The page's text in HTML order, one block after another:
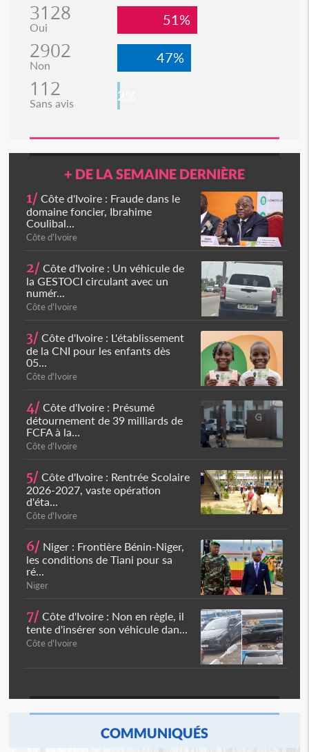
3128
Oui 51%
2902
Non 47%
112
Sans avis 2%
+ DE LA SEMAINE DERNIÈRE
1/ Côte d'Ivoire : Fraude dans le
domaine foncier, Ibrahime
Coulibal...
Côte d'Ivoire
2/ Côte d'Ivoire : Un véhicule de
la GESTOCI circulant avec un
numér...
Côte d'Ivoire
3/ Côte d'Ivoire : L'établissement
de la CNI pour les enfants dès
05...
Côte d'Ivoire
4/ Côte d'Ivoire : Présumé
détournement de 39 milliards de
FCFA à la...
Côte d'Ivoire
5/ Côte d'Ivoire : Rentrée Scolaire
2026-2027, vaste opération
d'éta...
Côte d'Ivoire
6/ Niger : Frontière Bénin-Niger,
les conditions de Tiani pour sa
ré...
Niger
7/ Côte d'Ivoire : Non en règle, il
tente d'insérer son véhicule dan...
Côte d'Ivoire
COMMUNIQUÉS